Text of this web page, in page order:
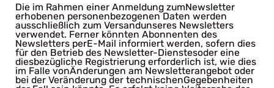
Die im Rahmen einer Anmeldung zumNewsletter
erhobenen personenbezogenen Daten werden
ausschließlich zum Versandunseres Newsletters
verwendet. Ferner könnten Abonnenten des
Newsletters perE-Mail informiert werden, sofern dies
für den Betrieb des Newsletter-Dienstesoder eine
diesbezügliche Registrierung erforderlich ist, wie dies
im Falle vonÄnderungen am Newsletterangebot oder
bei der Veränderung der technischenGegebenheiten